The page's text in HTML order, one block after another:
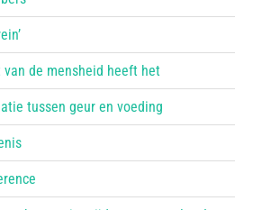
van de mensheid heeft het
tussen geur en voeding